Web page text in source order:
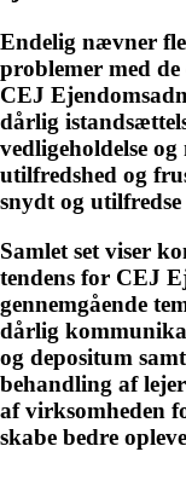
Endelig nævner
problemer med
CEJ
dårlig
vedligeholdelse
utilfredshed og
snydt og
Samlet set viser
tendens for CEJ
gennemgående
dårlig
og depositum
behandling af
af virksomheden
skabe bedre